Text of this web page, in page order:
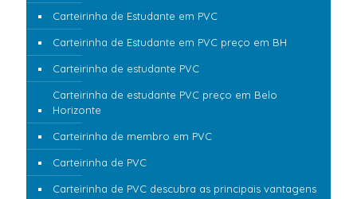
Carteirinha de Estudante em PVC
Carteirinha de Estudante em PVC preço em BH
Carteirinha de estudante PVC
Carteirinha de estudante PVC preço em Belo
Horizonte
Carteirinha de membro em PVC
Carteirinha de PVC
Carteirinha de PVC descubra as principais vantagens